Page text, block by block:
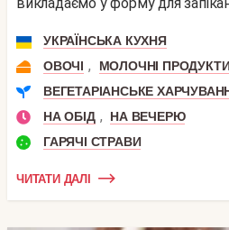
УКРАЇНСЬКА КУХНЯ
ОВОЧІ , МОЛОЧНІ
ВЕГЕТАРІАНСЬКЕ
НА ОБІД ,
НА ВЕЧЕРЮ
ГАРЯЧІ СТРАВИ
ЧИТАТИ ДАЛІ